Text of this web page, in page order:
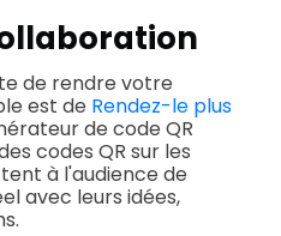
de rendre votre
est de Rendez-le plus
de code QR
codes QR sur les
à l'audience de
avec leurs idées,